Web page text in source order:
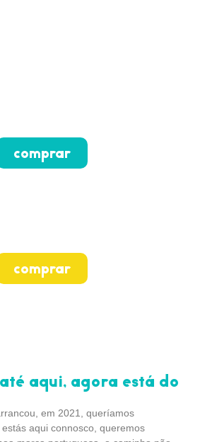
comprar
comprar
aqui, agora está do
em 2021, queríamos
aqui connosco, queremos